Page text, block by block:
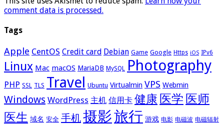
comment data is processed.
Tags
Apple CentOS Credit card Debian Game Google Https iOS IPv6
Linux Mac macOS MariaDB MySQL Photography
PHP SSL TLS Travel Ubuntu Virtualmin VPS Webmin
Windows WordPress 主机 信用卡 健康 医学 医师
医生 域名 安全 手机摄影旅行 游戏 电影 电磁波 电磁辐射